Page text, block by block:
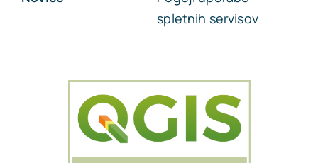
spletnih servisov